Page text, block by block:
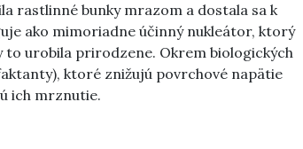
rastlinné bunky mrazom a dostala sa k
ako mimoriadne účinný nukleátor, ktorý
to urobila prirodzene. Okrem biologických
ktoré znižujú povrchové napätie
ich mrznutie.